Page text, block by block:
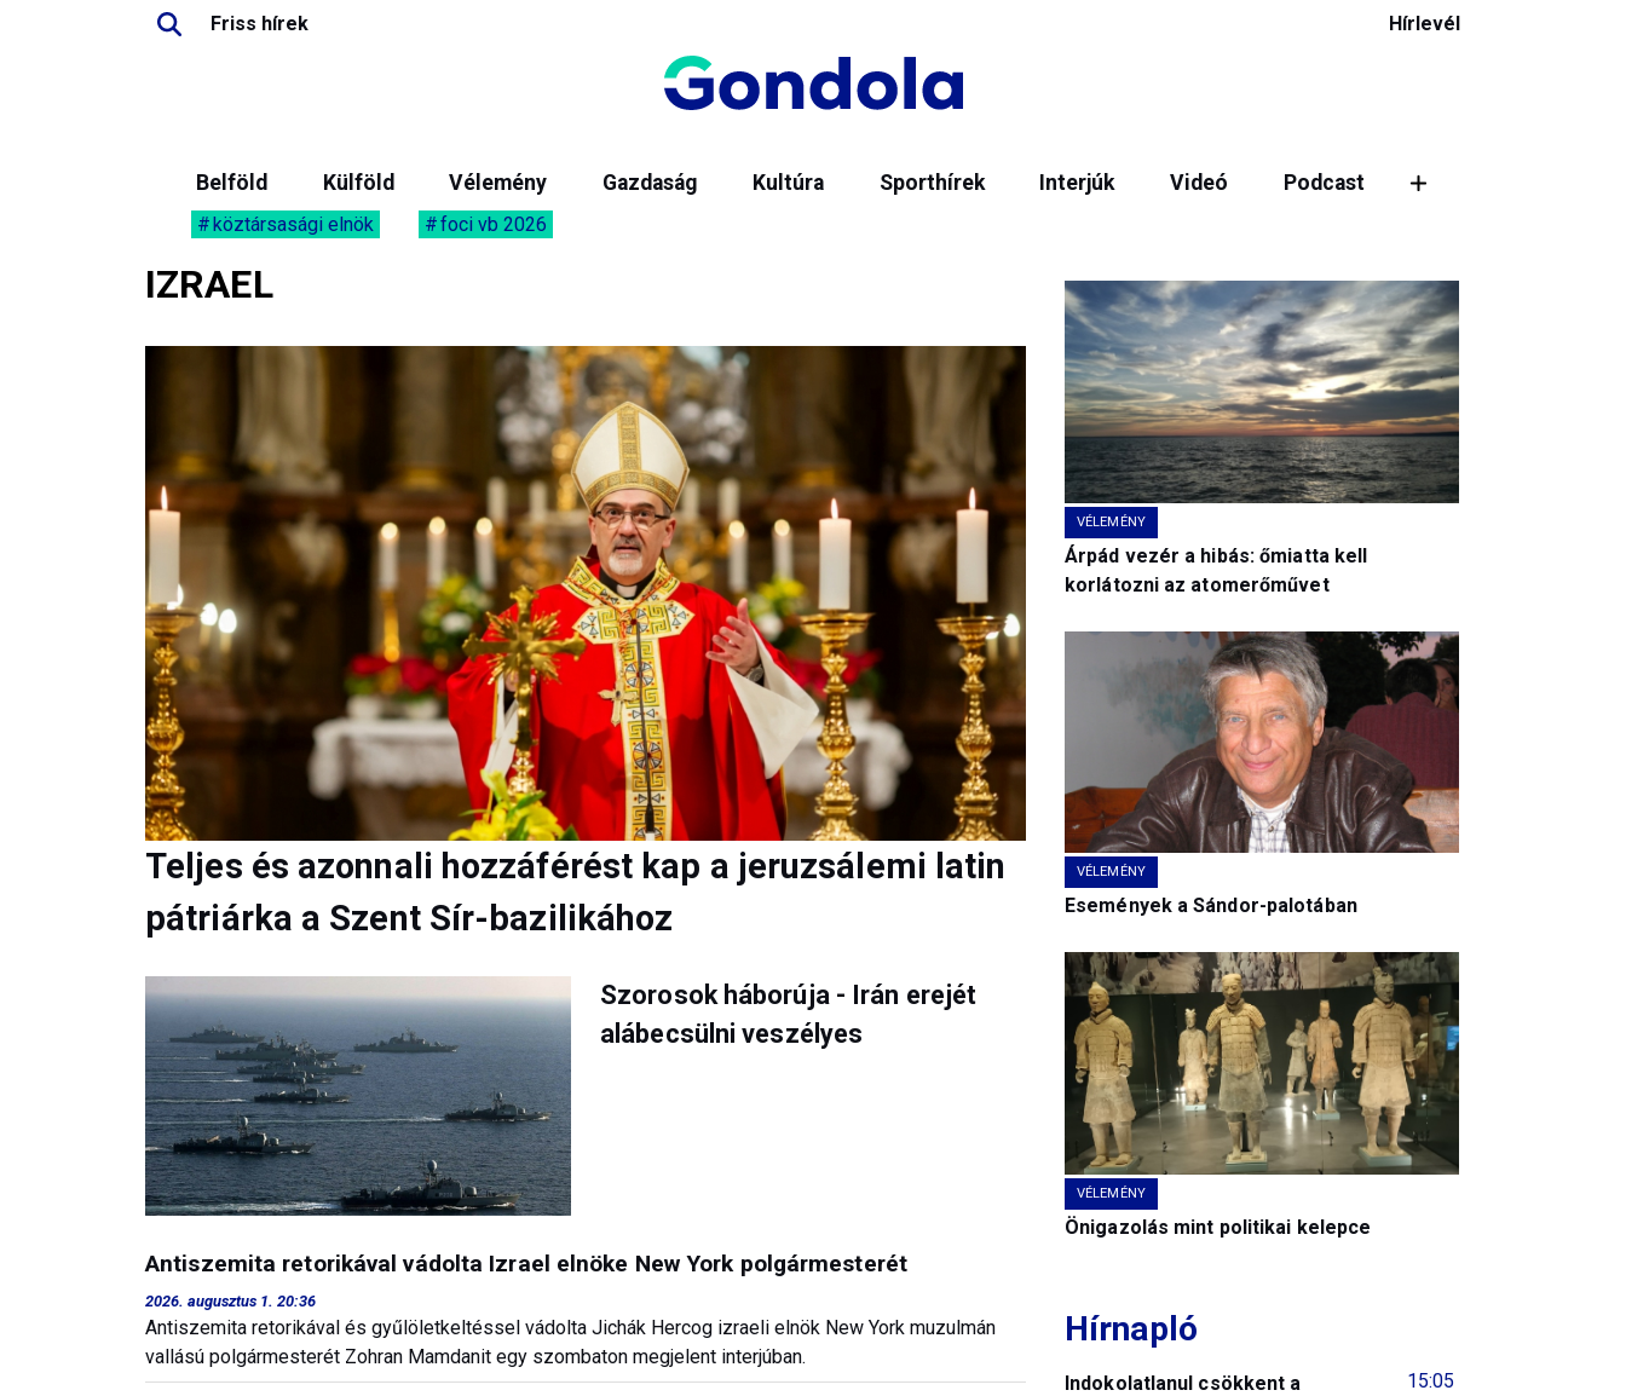
Friss hírek Hírlevél
Belföld Külföld Vélemény Gazdaság Kultúra Sporthírek Interjúk Videó Podcast
köztársasági elnök foci vb 2026
IZRAEL
Teljes és azonnali hozzáférést kap a jeruzsálemi latin
pátriárka a Szent Sír-bazilikához
Szorosok háborúja - Irán erejét
alábecsülni veszélyes
Antiszemita retorikával vádolta Izrael elnöke New York polgármesterét
2026. augusztus 1. 20:36
Antiszemita retorikával és gyűlöletkeltéssel vádolta Jichák Hercog izraeli elnök New York muzulmán
vallású polgármesterét Zohran Mamdanit egy szombaton megjelent interjúban.
VÉLEMÉNY
Árpád vezér a hibás: őmiatta kell
korlátozni az atomerőművet
VÉLEMÉNY
Események a Sándor-palotában
VÉLEMÉNY
Önigazolás mint politikai kelepce
Hírnapló
15:05
Indokolatlanul csökkent a